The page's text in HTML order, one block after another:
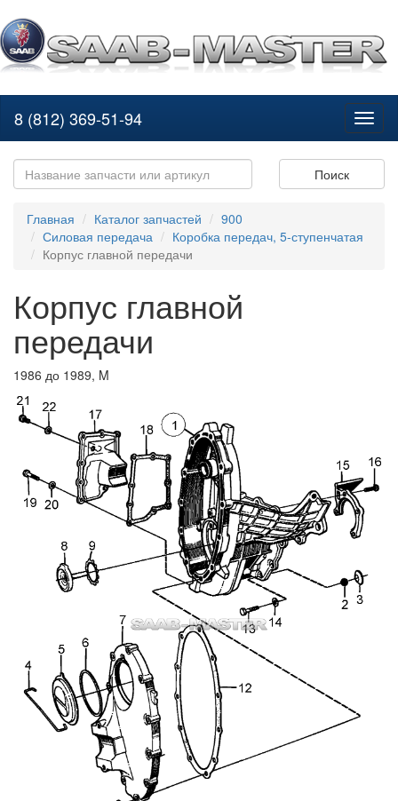
8 (812) 369-51-94
Поиск
Главная Каталог запчастей
900
Силовая передача
Коробка передач, 5-ступенчатая
Корпус главной передачи
Корпус главной
передачи
1986 до 1989, M